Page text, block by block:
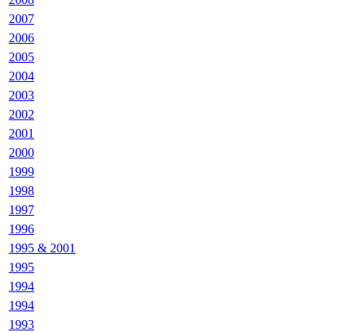
2007
2006
2005
2004
2003
2002
2001
2000
1999
1998
1997
1996
1995 & 2001
1995
1994
1994
1993